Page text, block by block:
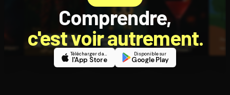
Comprendre,
c'est voir autrement.
Télécharger dans
l'App Store
Disponible sur
Google Play